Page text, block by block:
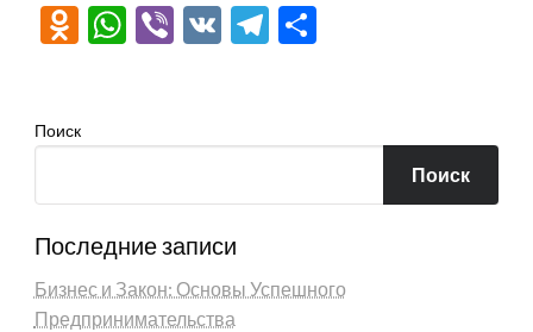
Odnoklassniki
WhatsApp
Viber
VK Telegram
Поиск
Поиск
Последние записи
Бизнес и Закон: Основы Успешного
Предпринимательства